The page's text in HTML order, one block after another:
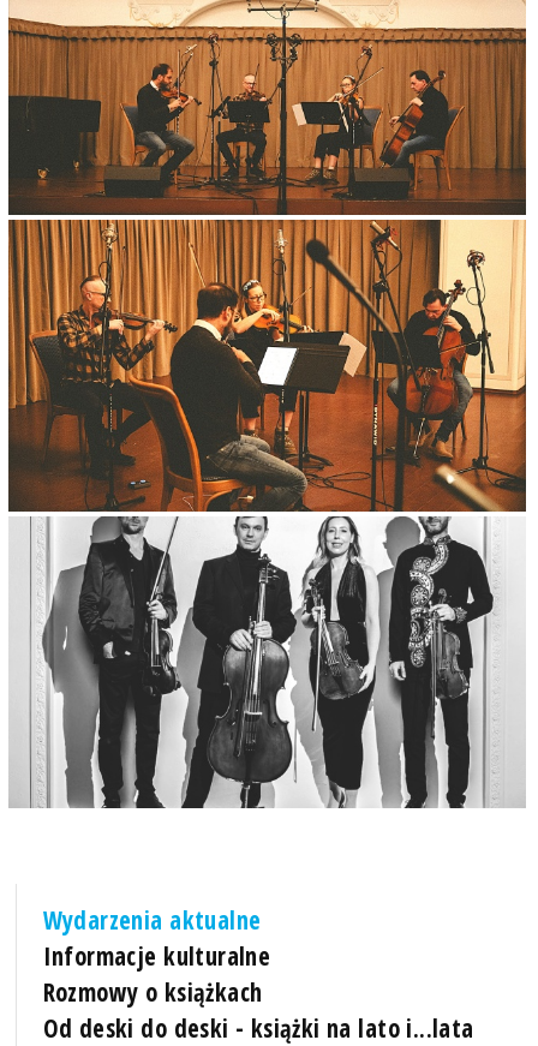
Wydarzenia aktualne
Informacje kulturalne
Rozmowy o książkach
Od deski do deski - książki na lato i...lata